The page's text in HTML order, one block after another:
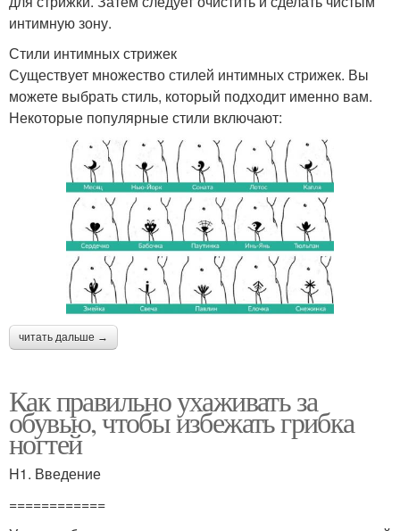
интимную зону.
Стили интимных стрижек
Существует множество стилей интимных стрижек. Вы
можете выбрать стиль, который подходит именно вам.
Некоторые популярные стили включают:
читать дальше →
Как правильно ухаживать за
обувью, чтобы избежать грибка
ногтей
H1. Введение
============